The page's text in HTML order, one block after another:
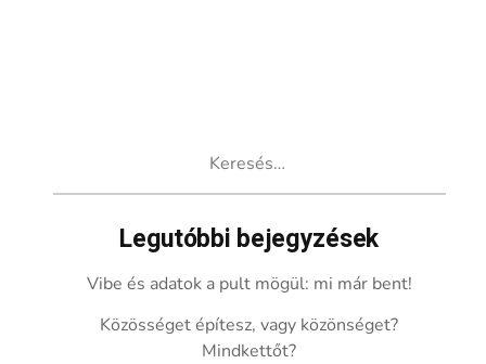
Legutóbbi bejegyzések
Vibe és adatok a pult mögül: mi már bent!
Közösséget építesz, vagy közönséget?
Mindkettőt?